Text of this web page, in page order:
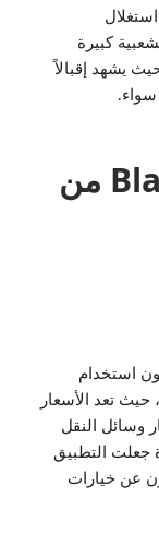
كبيرة
يشهد إقبالاً
سواء.
مميزات تطبيق BlaBlaCar من
استخدام
حيث تعد الأسعار
وسائل النقل
جعلت التطبيق
عن خيارات